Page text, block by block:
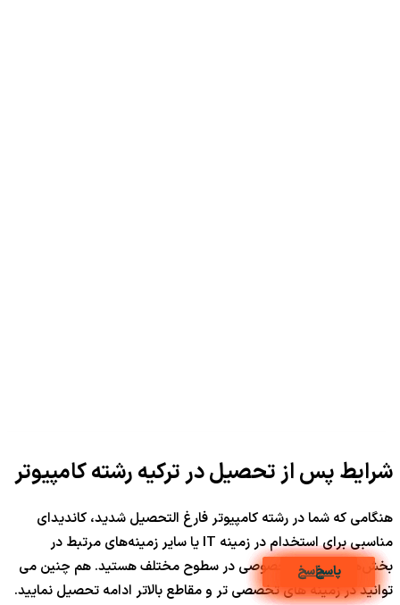
شرایط پس از تحصیل در ترکیه رشته کامپیوتر
هنگامی که شما در رشته کامپیوتر فارغ التحصیل شدید، کاندیدای
مناسبی برای استخدام در زمینه IT یا سایر زمینه‌های مرتبط در
بخش‌های دولتی و خصوصی در سطوح مختلف هستید. هم چنین می
توانید در زمینه های تخصصی تر و مقاطع بالاتر ادامه تحصیل نمایید.
پاسخپاسخپاسخپاسخپاسخپاسخپاسخپاسخپاسخپاسخپاسخپاسخپاسخپاسخپاسخپاسخپاسخپاسخ